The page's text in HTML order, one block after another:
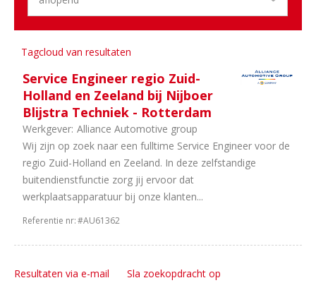
Tagcloud van resultaten
Service Engineer regio Zuid-
Holland en Zeeland bij Nijboer
Blijstra Techniek - Rotterdam
Werkgever: Alliance Automotive group
Wij zijn op zoek naar een fulltime Service Engineer voor de
regio Zuid-Holland en Zeeland. In deze zelfstandige
buitendienstfunctie zorg jij ervoor dat
werkplaatsapparatuur bij onze klanten...
Referentie nr:#AU61362
Resultaten via e-mail Sla zoekopdracht op